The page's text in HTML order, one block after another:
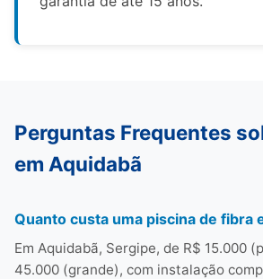
Perguntas Frequentes
em Aquidabã
Quanto custa uma piscina de fibra
Em Aquidabã, Sergipe, de R$ 15.000
45.000 (grande), com instalação